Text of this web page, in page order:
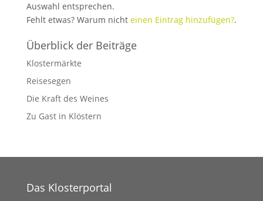
Auswahl entsprechen.
Fehlt etwas? Warum nicht einen Eintrag hinzufügen?.
Überblick der Beiträge
Klostermärkte
Reisesegen
Die Kraft des Weines
Zu Gast in Klöstern
Das Klosterportal